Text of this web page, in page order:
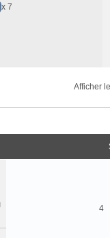
x 7
Afficher
4